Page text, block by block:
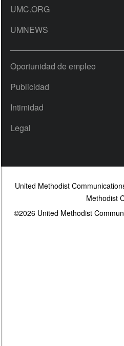
UMC.ORG
UMNEWS
Oportunidad de empleo
Publicidad
Intimidad
Legal
United Methodist
Methodist
©2026United Methodist